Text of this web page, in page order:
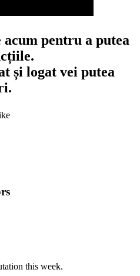
pentru a putea
și logat vei putea
this week.